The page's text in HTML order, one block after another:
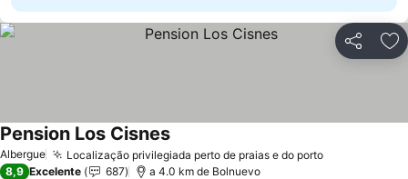
Partilhar
Albergue Localização privilegiada perto de praias e do porto
Pension Los Cisnes
8,9 Excelente 687 a 4.0 km de Bolnuevo